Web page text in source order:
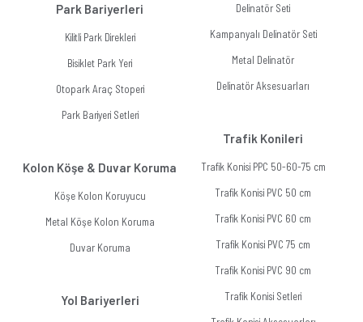
Park Bariyerleri
Kilitli Park Direkleri
Bisiklet Park Yeri
Otopark Araç Stoperi
Park Bariyeri Setleri
Kolon Köşe & Duvar Koruma
Köşe Kolon Koruyucu
Metal Köşe Kolon Koruma
Duvar Koruma
Yol Bariyerleri
Delinatör Seti
Kampanyalı Delinatör Seti
Metal Delinatör
Delinatör Aksesuarları
Trafik Konileri
Trafik Konisi PPC 50-60-75 cm
Trafik Konisi PVC 50 cm
Trafik Konisi PVC 60 cm
Trafik Konisi PVC 75 cm
Trafik Konisi PVC 90 cm
Trafik Konisi Setleri